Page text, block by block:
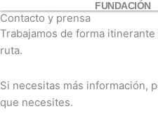
FUNDACIÓN
Contacto y prensa
Trabajamos de forma
ruta.
Si necesitas más información,
que necesites.